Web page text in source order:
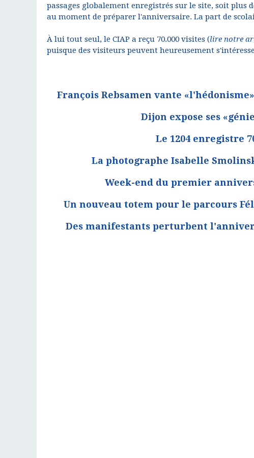
passages globalement enregistrés sur le site, soit plus
au moment de préparer l'anniversaire. La part de
À lui tout seul, le CIAP a reçu 70.000 visites (lire notre
puisque des visiteurs peuvent heureusement
François Rebsamen vante
Dijon expose ses
Le 1204 enregistre
La photographe Isabelle
Week-end du premier
Un nouveau totem pour le parcours
Des manifestants perturbent